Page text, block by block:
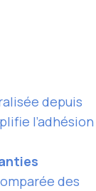
depuis
l’adhésion
des